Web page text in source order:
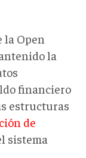
la Open
la
financiero
estructuras
de
sistema